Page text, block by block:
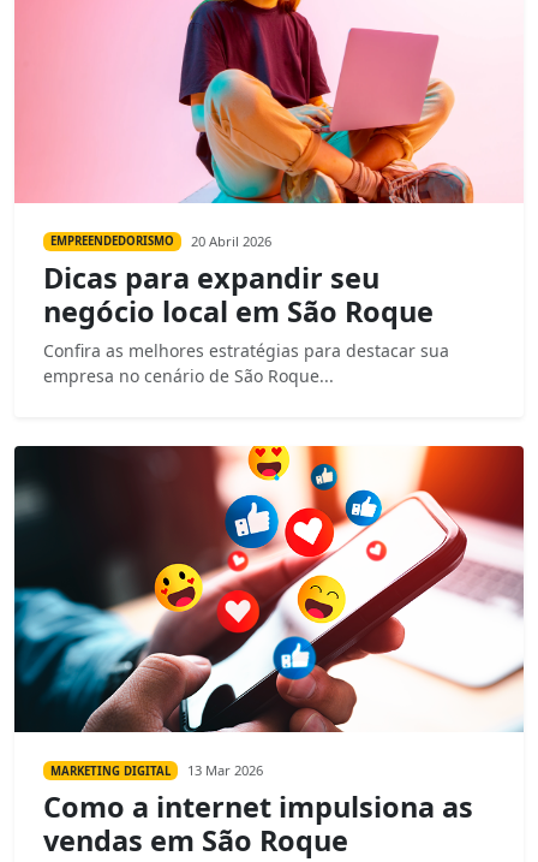
EMPREENDEDORISMO 20 Abril 2026
Dicas para expandir seu
negócio local em São Roque
Confira as melhores estratégias para destacar sua
empresa no cenário de São Roque...
MARKETING DIGITAL 13 Mar 2026
Como a internet impulsiona as
vendas em São Roque